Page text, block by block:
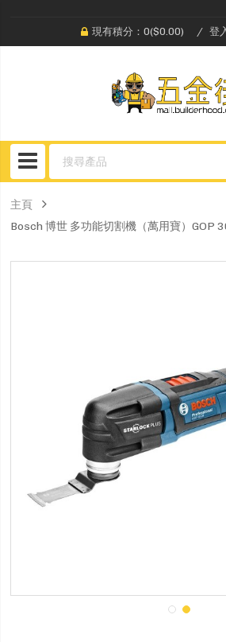
現有積分：0($0.00) 登
主頁
Bosch 博世 多功能切割機（萬用寶）